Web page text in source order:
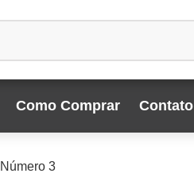
Como Comprar Contato
3